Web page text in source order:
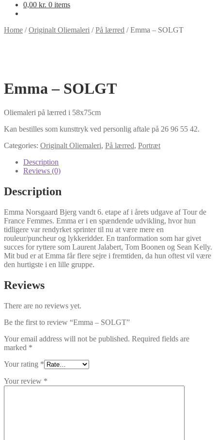
0,00 kr. 0 items
Home /Originalt Oliemaleri /På lærred /Emma – SOLGT
Emma – SOLGT
Oliemaleri på lærred i 58x75cm
Kan bestilles som kunsttryk ved personlig aftale på 26 96 55 42.
Categories: Originalt Oliemaleri, På lærred, Portræt
Description
Reviews (0)
Description
Emma Norsgaard Bjerg vandt 6. etape af i årets udgave af Tour de
France Femmes. Emma er i en spændende udvikling, hvor hun
tidligere var rendyrket sprinter til nu at være mere en
rouleur/puncheur og lykkeridder. En tranformation som har givet
succes for ryttere som Laurent Jalabert, Tom Boonen og Sean Kelly.
Mit bud er at Emma får flere sejre i fremtiden, da hun oftest vil være
den hurtigste i en lille gruppe.
Reviews
There are no reviews yet.
Be the first to review “Emma – SOLGT”
Your email address will not be published. Required fields are
marked *
Your rating *
Your review *